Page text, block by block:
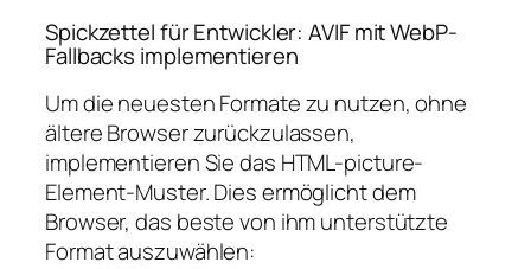
Spickzettel für Entwickler: AVIF mit WebP-
Fallbacks implementieren
Um die neuesten Formate zu nutzen, ohne
ältere Browser zurückzulassen,
implementieren Sie das HTML-picture-
Element-Muster. Dies ermöglicht dem
Browser, das beste von ihm unterstützte
Format auszuwählen: